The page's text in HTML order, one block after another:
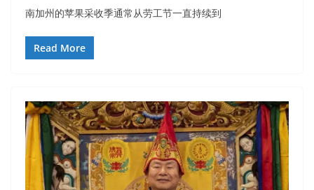
南加州的苹果采收季通常从劳工节一直持续到
Read More